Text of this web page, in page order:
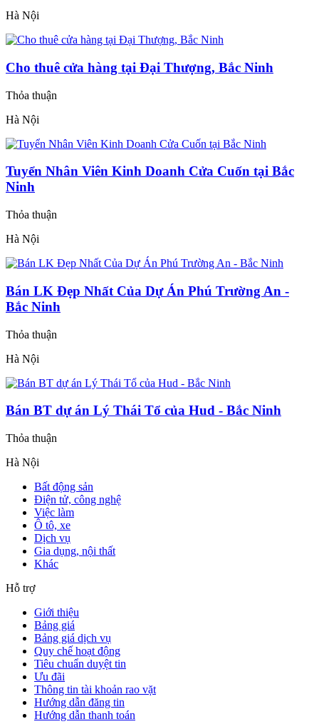
Hà Nội
Cho thuê cửa hàng tại Đại Thượng, Bắc Ninh
Thỏa thuận
Hà Nội
Tuyển Nhân Viên Kinh Doanh Cửa Cuốn tại Bắc
Ninh
Thỏa thuận
Hà Nội
Bán LK Đẹp Nhất Của Dự Án Phú Trường An -
Bắc Ninh
Thỏa thuận
Hà Nội
Bán BT dự án Lý Thái Tổ của Hud - Bắc Ninh
Thỏa thuận
Hà Nội
Bất động sản
Điện tử, công nghệ
Việc làm
Ô tô, xe
Dịch vụ
Gia dụng, nội thất
Khác
Hỗ trợ
Giới thiệu
Bảng giá
Bảng giá dịch vụ
Quy chế hoạt động
Tiêu chuẩn duyệt tin
Ưu đãi
Thông tin tài khoản rao vặt
Hướng dẫn đăng tin
Hướng dẫn thanh toán